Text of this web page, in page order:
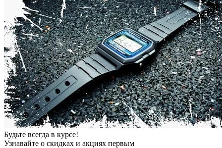
Будьте всегда в курсе!
Узнавайте о скидках и акциях первым